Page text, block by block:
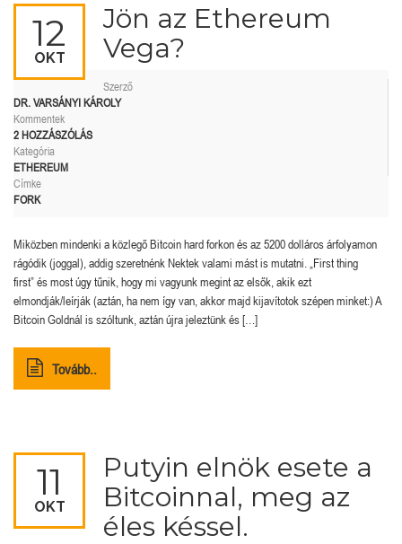
12
OKT
Jön az Ethereum
Vega?
Szerző
DR. VARSÁNYI KÁROLY
Kommentek
2 HOZZÁSZÓLÁS
Kategória
ETHEREUM
Címke
FORK
Miközben mindenki a közlegő Bitcoin hard forkon és az 5200 dolláros árfolyamon
rágódik (joggal), addig szeretnénk Nektek valami mást is mutatni. „First thing
first” és most úgy tűnik, hogy mi vagyunk megint az elsők, akik ezt
elmondják/leírják (aztán, ha nem így van, akkor majd kijavítotok szépen minket:) A
Bitcoin Goldnál is szóltunk, aztán újra jeleztünk és […]
Tovább..
11
OKT
Putyin elnök esete a
Bitcoinnal, meg az
éles késsel.